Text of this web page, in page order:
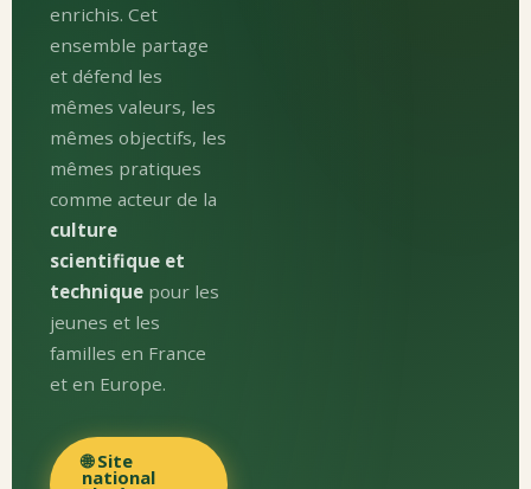
enrichis. Cet
ensemble partage
et défend les
mêmes valeurs, les
mêmes objectifs, les
mêmes pratiques
comme acteur de la
culture
scientifique et
technique pour les
jeunes et les
familles en France
et en Europe.
🌐 Site
national